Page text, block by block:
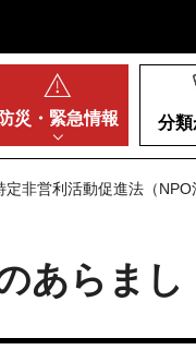
防災・ 緊急情報 分
定非営利活動促進法（NPO
あらまし